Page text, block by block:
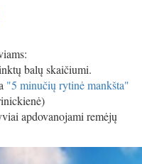
balų skaičiumi.
"5 minučių rytinė mankšta"
apdovanojami remėjų